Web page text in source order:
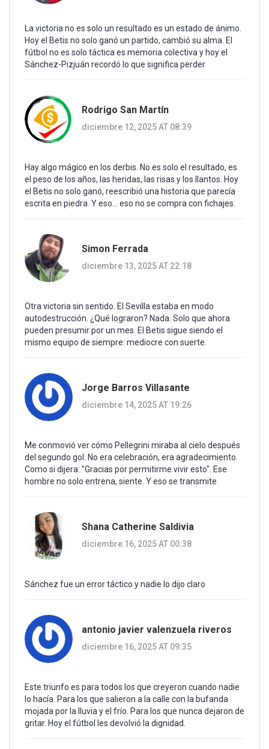
La victoria no es solo un resultado es un estado de ánimo.
Hoy el Betis no solo ganó un partido, cambió su alma. El
fútbol no es solo táctica es memoria colectiva y hoy el
Sánchez-Pizjuán recordó lo que significa perder
Rodrigo San Martín
diciembre 12, 2025 AT 08:39
Hay algo mágico en los derbis. No es solo el resultado, es
el peso de los años, las heridas, las risas y los llantos. Hoy
el Betis no solo ganó, reescribió una historia que parecía
escrita en piedra. Y eso... eso no se compra con fichajes.
Simon Ferrada
diciembre 13, 2025 AT 22:18
Otra victoria sin sentido. El Sevilla estaba en modo
autodestrucción. ¿Qué lograron? Nada. Solo que ahora
pueden presumir por un mes. El Betis sigue siendo el
mismo equipo de siempre: mediocre con suerte.
Jorge Barros Villasante
diciembre 14, 2025 AT 19:26
Me conmovió ver cómo Pellegrini miraba al cielo después
del segundo gol. No era celebración, era agradecimiento.
Como si dijera: "Gracias por permitirme vivir esto". Ese
hombre no solo entrena, siente. Y eso se transmite.
Shana Catherine Saldivia
diciembre 16, 2025 AT 00:38
Sánchez fue un error táctico y nadie lo dijo claro
antonio javier valenzuela riveros
diciembre 16, 2025 AT 09:35
Este triunfo es para todos los que creyeron cuando nadie
lo hacía. Para los que salieron a la calle con la bufanda
mojada por la lluvia y el frío. Para los que nunca dejaron de
gritar. Hoy el fútbol les devolvió la dignidad.